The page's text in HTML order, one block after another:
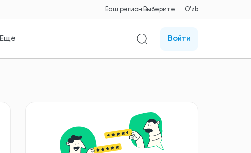
Ваш регион: Выберите O'zb
Ещё Войти